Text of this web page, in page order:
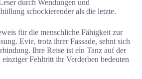
durch Wendungen und
schockierender als die letzte.
für die menschliche Fähigkeit zur
Evie, trotz ihrer Fassade, sehnt sich
Ihre Reise ist ein Tanz auf der
Fehltritt ihr Verderben bedeuten